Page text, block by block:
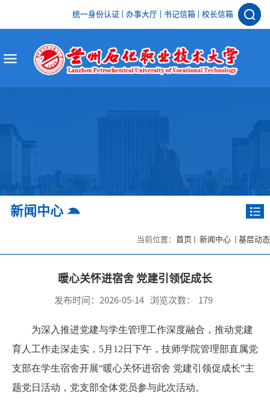
统一身份认证 办事大厅 书记信箱 校长信箱
新闻中心
当前位置： 首页 新闻中心 基层动态
暖心关怀进宿舍 党建引领促成长
发布时间：2026-05-14 浏览次数： 179
为深入推进党建与学生管理工作深度融合，推动党建
育人工作走深走实，5月12日下午，技师学院管理部直属党
支部在学生宿舍开展“暖心关怀进宿舍 党建引领促成长”主
题党日活动，党支部全体党员参与此次活动。